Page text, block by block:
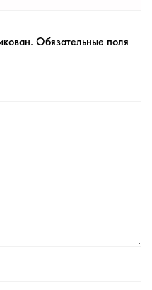
Обязательные поля